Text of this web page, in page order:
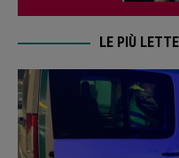
LE PIÙ